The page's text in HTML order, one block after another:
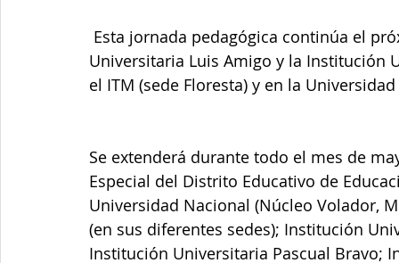
Universitaria Luis Amigo y la Institución
el ITM (sede Floresta) y en la
Se extenderá durante todo el mes de
Especial del Distrito Educativo de
Universidad Nacional (Núcleo Volador,
(en sus diferentes sedes); Institución
Institución Universitaria Pascual Bravo;